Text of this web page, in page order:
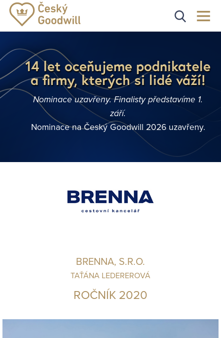
14 let oceňujeme podnikatele
a firmy, kterých si lidé váží!
Nominace uzavřeny. Finalisty představíme 1.
září.
Nominace na Český Goodwill 2026 uzavřeny.
BRENNA, S.R.O.
TAŤÁNA LEDEREROVÁ
ROČNÍK 2020